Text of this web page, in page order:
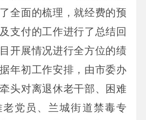
全面的梳理，就经费的预
支付的工作进行了总结回
开展情况进行全方位的绩
年初工作安排，由市委办
头对离退休老干部、困难
党员 、兰城街道禁毒专